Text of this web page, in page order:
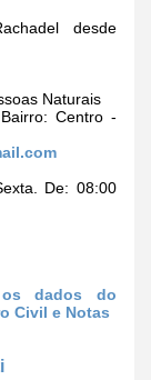
desde
Naturais
Centro -
De: 08:00
os dados do
Civil e Notas